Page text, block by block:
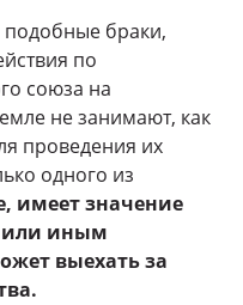
браки,
по
союза на
не занимают, как
проведения их
одного из
имеет значение
или иным
выехать за